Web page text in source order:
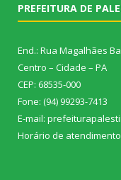
PREFEITURA DE
End.: Rua Magalhães
Centro – Cidade – PA
CEP: 68535-000
Fone: (94) 99293-7413
E-mail:
Horário de